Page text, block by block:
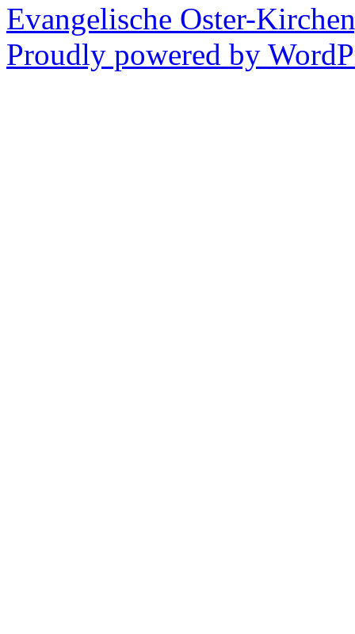
Evangelische Oster-
Proudly powered by